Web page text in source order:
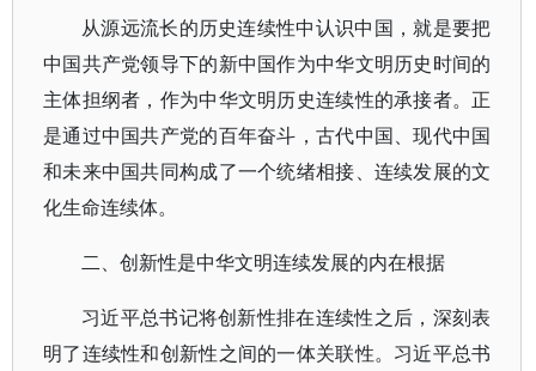
从源远流长的历史连续性中认识中国，就是要把
中国共产党领导下的新中国作为中华文明历史时间的
主体担纲者，作为中华文明历史连续性的承接者。正
是通过中国共产党的百年奋斗，古代中国、现代中国
和未来中国共同构成了一个统绪相接、连续发展的文
化生命连续体。
二、创新性是中华文明连续发展的内在根据
习近平总书记将创新性排在连续性之后，深刻表
明了连续性和创新性之间的一体关联性。习近平总书